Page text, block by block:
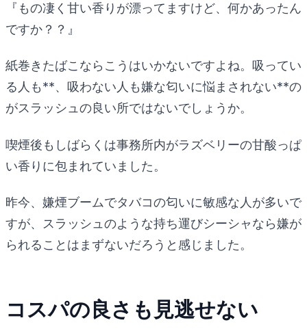
『もの凄く甘い香りが漂ってますけど、何かあったん
ですか？？』
紙巻きたばこならこうはいかないですよね。吸ってい
る人も**、吸わない人も嫌な匂いに悩まされない**の
がスラッシュの良い所ではないでしょうか。
喫煙後もしばらくは事務所内がラズベリーの甘酸っぱ
い香りに包まれていました。
昨今、嫌煙ブームでタバコの匂いに敏感な人が多いで
すが、スラッシュのような持ち運びシーシャなら嫌が
られることはまずないだろうと感じました。
コスパの良さも見逃せない